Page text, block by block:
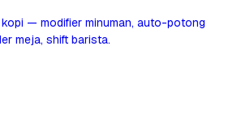
— modifier minuman, auto-potong
meja, shift barista.